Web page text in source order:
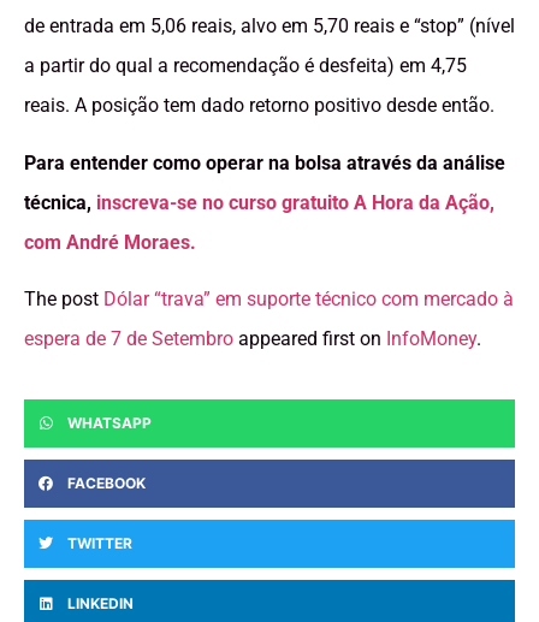
de entrada em 5,06 reais, alvo em 5,70 reais e “stop” (nível
a partir do qual a recomendação é desfeita) em 4,75
reais. A posição tem dado retorno positivo desde então.
Para entender como operar na bolsa através da análise
técnica, inscreva-se no curso gratuito A Hora da Ação,
com André Moraes.
The post Dólar “trava” em suporte técnico com mercado à
espera de 7 de Setembro appeared first on InfoMoney.
WHATSAPP
FACEBOOK
TWITTER
LINKEDIN